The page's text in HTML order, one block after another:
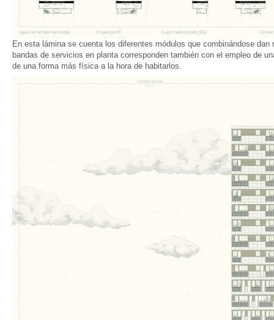
En esta lámina se cuenta los diferentes módulos que combinándose
bandas de servicios en planta corresponden también con el empleo de
de una forma más física a la hora de habitarlos.